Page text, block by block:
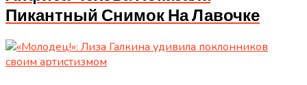
Пикантный Снимок На Лавочке